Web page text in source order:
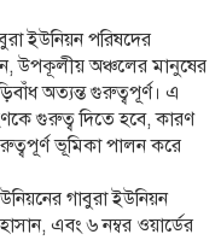
ইউনিয়ন পরিষদের
উপকূলীয় অঞ্চলের মানুষের
অত্যন্ত গুরুত্বপূর্ণ। এ
গুরুত্ব দিতে হবে, কারণ
ভূমিকা পালন করে
গাবুরা ইউনিয়ন
এবং ৬ নম্বর ওয়ার্ডের